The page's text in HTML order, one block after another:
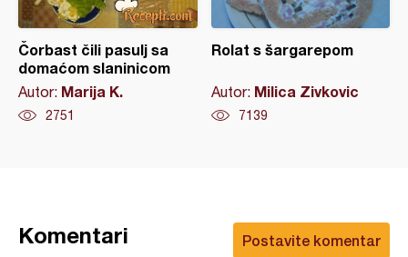
Čorbast čili pasulj sa
domaćom slaninicom
Autor: Marija K.
2751
Rolat s šargarepom
Autor: Milica Zivkovic
7139
Postavite komentar
Komentari